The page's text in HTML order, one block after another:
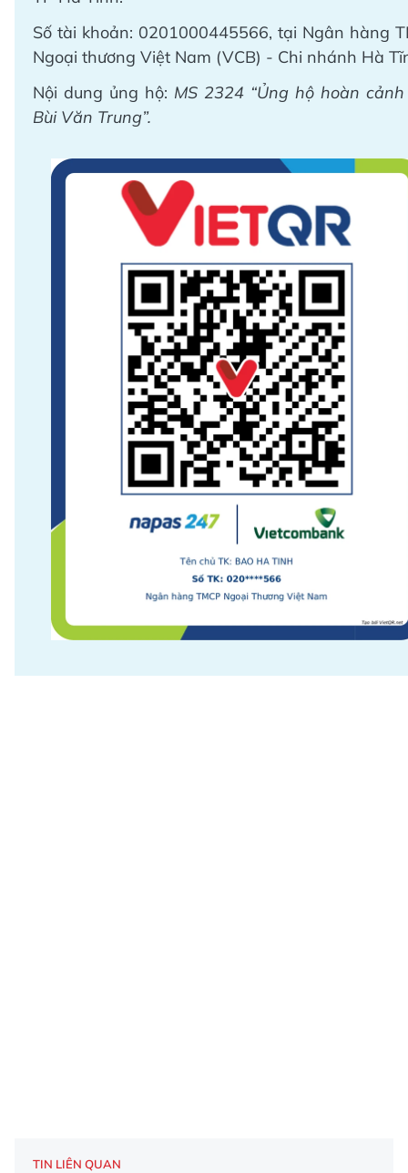
Số tài khoản: 0201000445566, tại Ngân hàng
Ngoại thương Việt Nam (VCB) - Chi nhánh Hà
Nội dung ủng hộ: MS 2324 “Ủng hộ hoàn
Bùi Văn Trung”.
TIN LIÊN QUAN